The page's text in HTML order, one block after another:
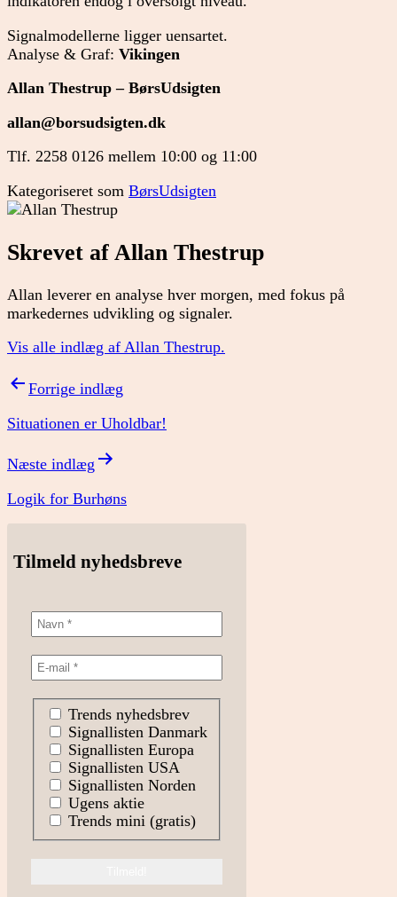
Signalmodellerne ligger uensartet.
Analyse & Graf: Vikingen
Allan Thestrup – BørsUdsigten
allan@borsudsigten.dk
Tlf. 2258 0126 mellem 10:00 og 11:00
Kategoriseret som BørsUdsigten
Skrevet af Allan Thestrup
Allan leverer en analyse hver morgen, med fokus på
markedernes udvikling og signaler.
Vis alle indlæg af Allan Thestrup.
Indlægsnavigation
Forrige indlæg
Situationen er Uholdbar!
Næste indlæg
Logik for Burhøns
Tilmeld nyhedsbreve
Trends nyhedsbrev
Signallisten Danmark
Signallisten Europa
Signallisten USA
Signallisten Norden
Ugens aktie
Trends mini (gratis)